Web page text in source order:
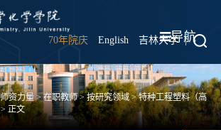
70年院庆 English 吉林大学 |
导航
师资力量>在职教师> 按研究领域>特种工程塑料（高
> 正文